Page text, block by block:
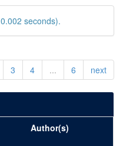
seconds).
3 4 ... 6 next
Author(s)